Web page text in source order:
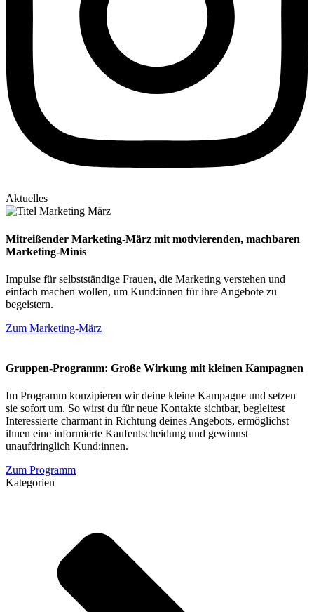
Aktuelles
Mitreißender Marketing-März mit motivierenden, machbaren
Marketing-Minis
Impulse für selbstständige Frauen, die Marketing verstehen und
einfach machen wollen, um Kund:innen für ihre Angebote zu
begeistern.
Zum Marketing-März
Gruppen-Programm: Große Wirkung mit kleinen Kampagnen
Im Programm konzipieren wir deine kleine Kampagne und setzen
sie sofort um. So wirst du für neue Kontakte sichtbar, begleitest
Interessierte charmant in Richtung deines Angebots, ermöglichst
ihnen eine informierte Kaufentscheidung und gewinnst
unaufdringlich Kund:innen.
Zum Programm
Kategorien